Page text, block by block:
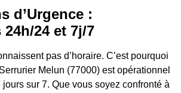
d’Urgence :
24 et 7j/7
pas d’horaire. C’est pourquoi
Melun (77000) est opérationnel
sur 7. Que vous soyez confronté à